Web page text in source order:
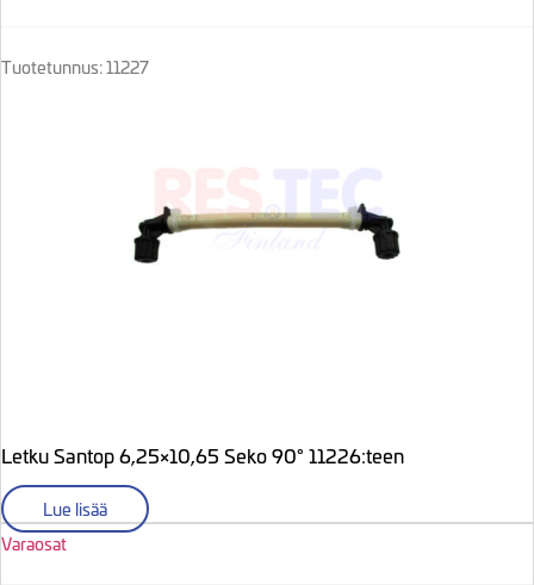
Tuotetunnus: 11227
Letku Santop 6,25×10,65 Seko 90° 11226:teen
Lue lisää
Varaosat